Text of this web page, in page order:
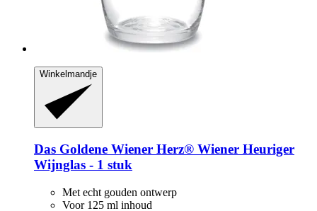
Winkelmandje
Das Goldene Wiener Herz® Wiener Heuriger
Wijnglas -​ 1 stuk
Met echt gouden ontwerp
Voor 125 ml inhoud